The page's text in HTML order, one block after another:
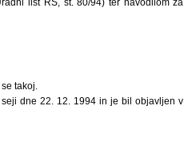
takoj.
dne 22. 12. 1994 in je bil objavljen v